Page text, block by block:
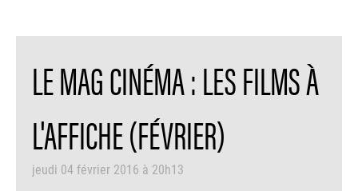
LE MAG CINÉMA : LES FILMS À
L'AFFICHE (FÉVRIER)
jeudi 04 février 2016 à 20h13